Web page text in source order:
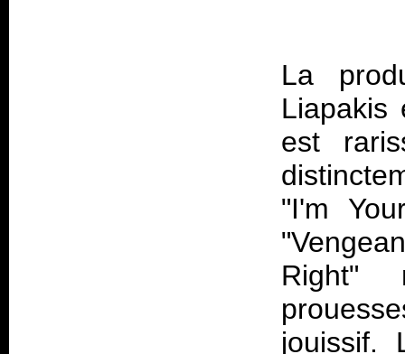
La
Liapakis
est
"I'm
Right"
jouissif.